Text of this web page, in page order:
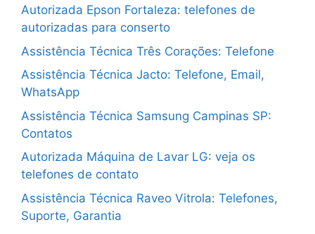
Autorizada Epson Fortaleza: telefones de
autorizadas para conserto
Assistência Técnica Três Corações: Telefone
Assistência Técnica Jacto: Telefone, Email,
WhatsApp
Assistência Técnica Samsung Campinas SP:
Contatos
Autorizada Máquina de Lavar LG: veja os
telefones de contato
Assistência Técnica Raveo Vitrola: Telefones,
Suporte, Garantia